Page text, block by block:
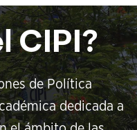
CIPI?
de Política
dedicada a